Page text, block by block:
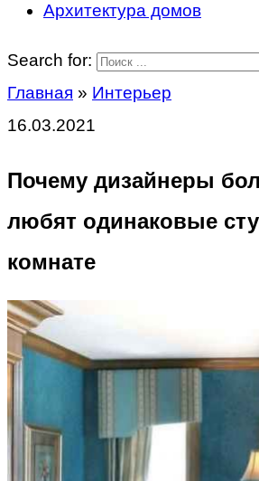
Архитектура домов
Search for:
Главная » Интерьер
16.03.2021
Почему дизайнеры
любят одинаковые
комнате